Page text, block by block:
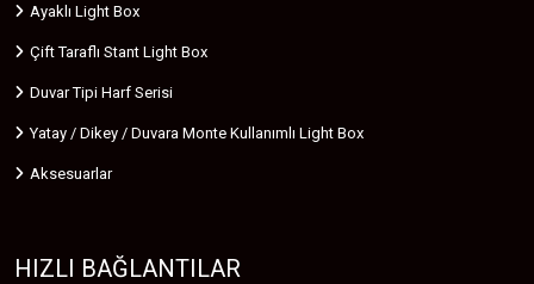
Ayaklı Light Box
Çift Taraflı Stant Light Box
Duvar Tipi Harf Serisi
Yatay / Dikey / Duvara Monte Kullanımlı Light Box
Aksesuarlar
HIZLI BAĞLANTILAR